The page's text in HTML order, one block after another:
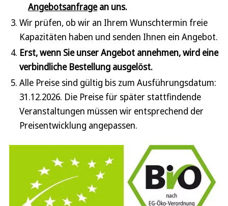
Angebotsanfragean uns.
Wir prüfen, ob wir an Ihrem Wunschtermin freie
Kapazitäten haben und senden Ihnen ein Angebot.
Erst, wenn Sie unser Angebot annehmen, wird eine
verbindliche Bestellung ausgelöst.
Alle Preise sind gültig bis zum Ausführungsdatum:
31.12.2026. Die Preise für später stattfindende
Veranstaltungen müssen wir entsprechend der
Preisentwicklung angepassen.